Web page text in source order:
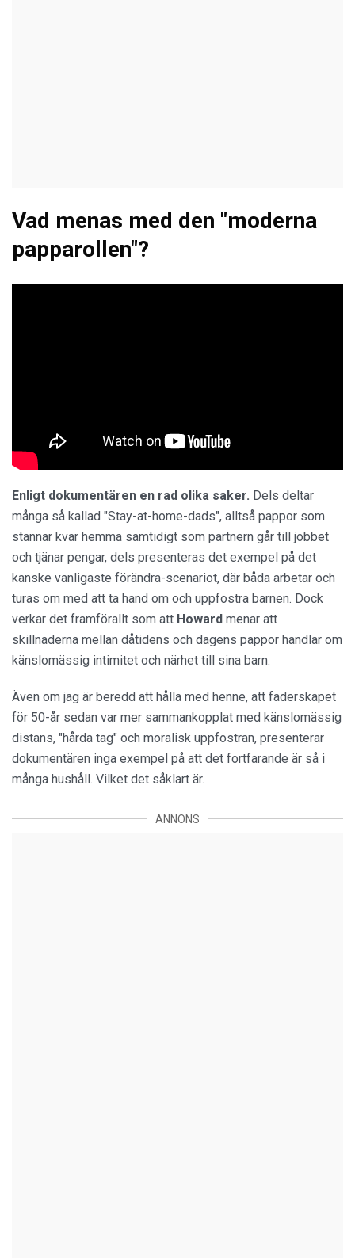
Vad menas med den "moderna
papparollen"?
Enligt dokumentären en rad olika saker. Dels deltar
många så kallad "Stay-at-home-dads", alltså pappor som
stannar kvar hemma samtidigt som partnern går till jobbet
och tjänar pengar, dels presenteras det exempel på det
kanske vanligaste förändra-scenariot, där båda arbetar och
turas om med att ta hand om och uppfostra barnen. Dock
verkar det framförallt som att Howard menar att
skillnaderna mellan dåtidens och dagens pappor handlar om
känslomässig intimitet och närhet till sina barn.
Även om jag är beredd att hålla med henne, att faderskapet
för 50-år sedan var mer sammankopplat med känslomässig
distans, "hårda tag" och moralisk uppfostran, presenterar
dokumentären inga exempel på att det fortfarande är så i
många hushåll. Vilket det såklart är.
ANNONS